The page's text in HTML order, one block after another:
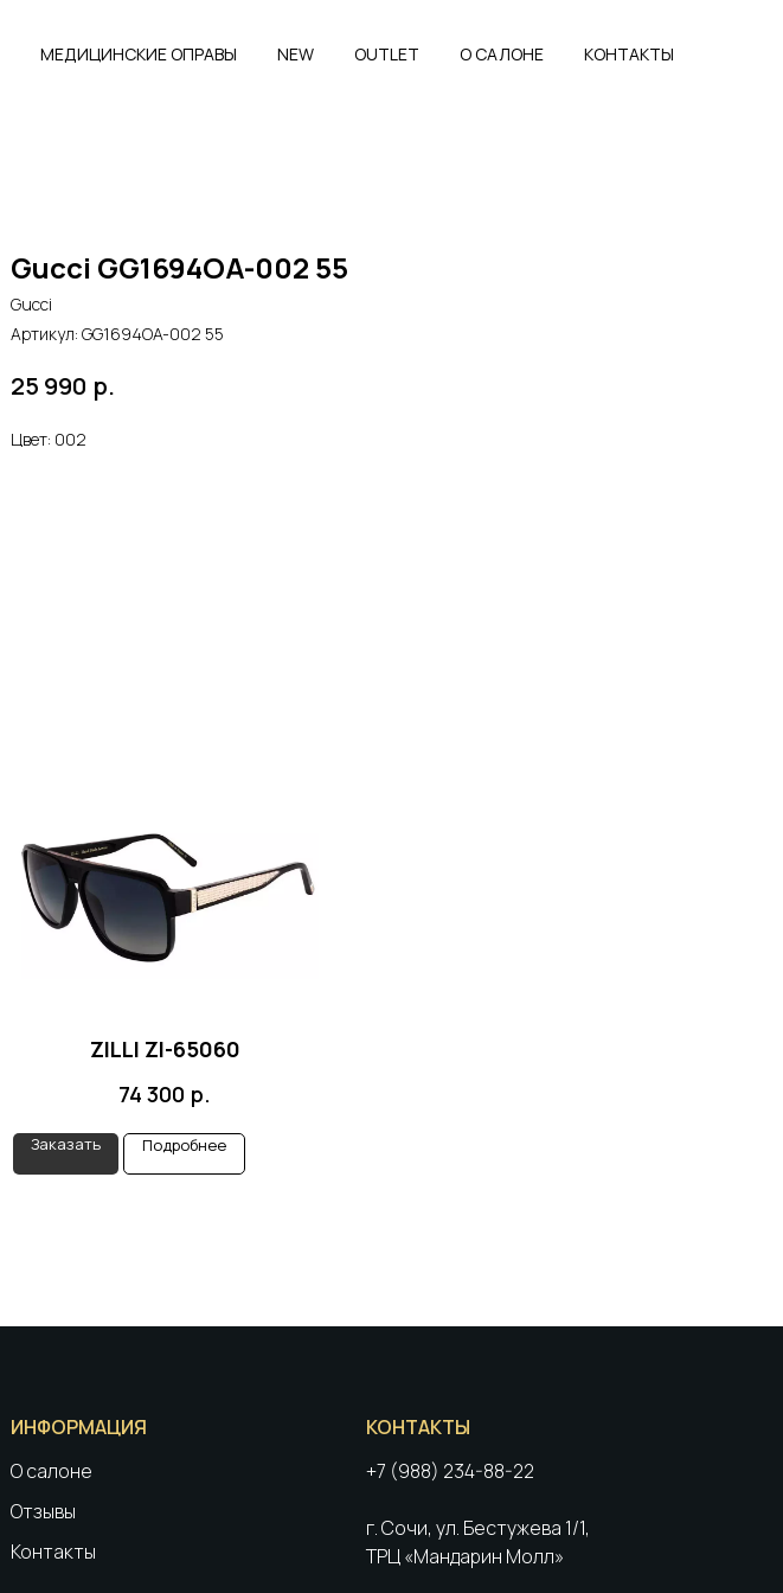
МЕДИЦИНСКИЕ ОПРАВЫ NEW OUTLET O САЛОНЕ КОНТАКТЫ
Gucci GG1694OA-002 55
Gucci
Артикул: GG1694OA-002 55
25 990 р.
Цвет: 002
ZILLI ZI-65060
74 300 р.
Заказать Подробнее
ИНФОРМАЦИЯ
О салоне
Отзывы
Контакты
КОНТАКТЫ
+7 (988) 234-88-22
г. Сочи, ул. Бестужева 1/1,
ТРЦ «Мандарин Молл»